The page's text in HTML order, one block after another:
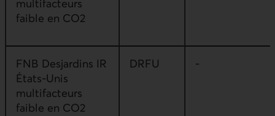
multifacteurs
faible en CO2
FNB Desjardins IR
États-Unis
multifacteurs
faible en CO2
DRFU -